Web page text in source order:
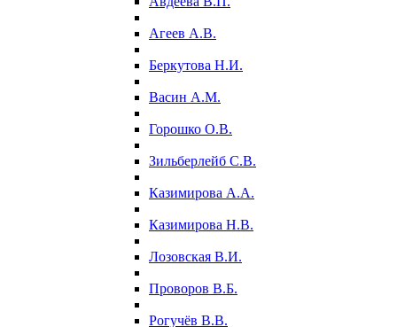
Агеев А.В.
Беркутова Н.И.
Васин А.М.
Горошко О.В.
Зильберлейб С.В.
Казимирова А.А.
Казимирова Н.В.
Лозовская В.И.
Проворов В.Б.
Рогучёв В.В.